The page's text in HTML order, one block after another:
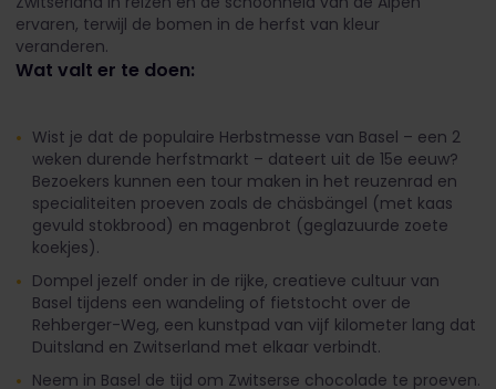
ervaren, terwijl de bomen in de herfst van kleur
veranderen.
Wat valt er te doen:
Wist je dat de populaire Herbstmesse van Basel – een 2
weken durende herfstmarkt – dateert uit de 15e eeuw?
Bezoekers kunnen een tour maken in het reuzenrad en
specialiteiten proeven zoals de chäsbängel (met kaas
gevuld stokbrood) en magenbrot (geglazuurde zoete
koekjes).
Dompel jezelf onder in de rijke, creatieve cultuur van
Basel tijdens een wandeling of fietstocht over de
Rehberger-Weg, een kunstpad van vijf kilometer lang dat
Duitsland en Zwitserland met elkaar verbindt.
Neem in Basel de tijd om Zwitserse chocolade te proeven.